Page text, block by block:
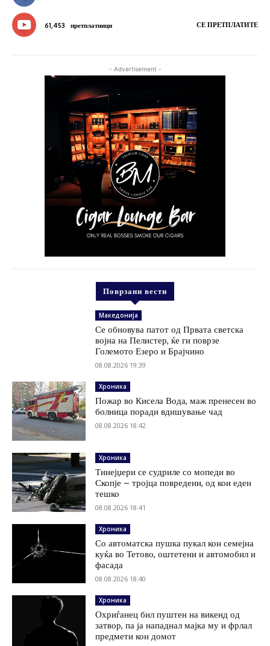
61,453 претплатници СЕ ПРЕТПЛАТИТЕ
- Advertisement -
Поврзани вести
Македонија
Се обновува патот од Првата светска
војна на Пелистер, ќе ги поврзе
Големото Езеро и Брајчино
08.08.2026 19:39
Хроника
Пожар во Кисела Вода, маж пренесен во
болница поради вдишување чад
08.08.2026 18:42
Хроника
Тинејџери се судриле со мопеди во
Скопје – тројца повредени, од кои еден
тешко
08.08.2026 18:41
Хроника
Со автоматска пушка пукал кон семејна
куќа во Тетово, оштетени и автомобил и
фасада
08.08.2026 18:40
Хроника
Охриѓанец бил пуштен на викенд од
затвор, па ја нападнал мајка му и фрлал
предмети кон домот